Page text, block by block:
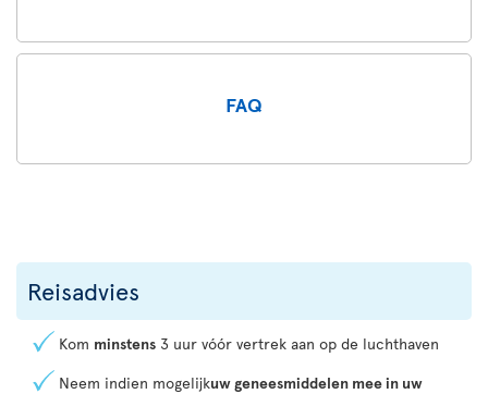
FAQ
Reisadvies
Kom minstens 3 uur vóór vertrek aan op de luchthaven
Neem indien mogelijkuw geneesmiddelen mee in uw